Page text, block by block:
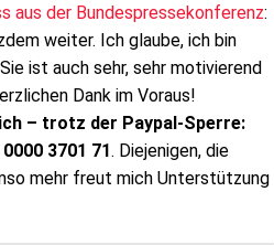
aus der Bundespressekonferenz:
weiter. Ich glaube, ich bin
ist auch sehr, sehr motivierend
Dank im Voraus!
– trotz der Paypal-Sperre:
3701 71. Diejenigen, die
mehr freut mich Unterstützung